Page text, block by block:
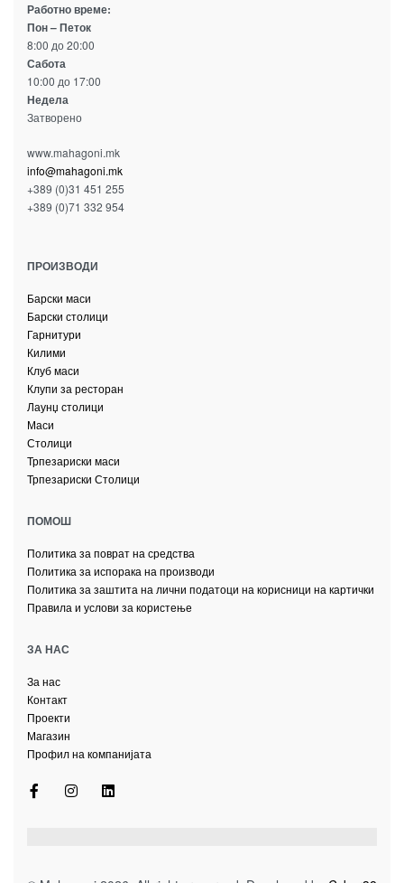
Работно време:
Пон – Петок
8:00 до 20:00
Сабота
10:00 до 17:00
Недела
Затворено
www.mahagoni.mk
info@mahagoni.mk
+389 (0)31 451 255
+389 (0)71 332 954
ПРОИЗВОДИ
Барски маси
Барски столици
Гарнитури
Килими
Клуб маси
Клупи за ресторан
Лаунџ столици
Маси
Столици
Трпезариски маси
Трпезариски Столици
ПОМОШ
Политика за поврат на средства
Политика за испорака на производи
Политика за заштита на лични податоци на корисници на картички
Правила и услови за користење
ЗА НАС
За нас
Контакт
Проекти
Магазин
Профил на компанијата